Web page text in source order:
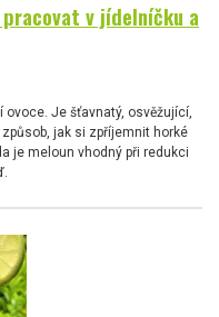
v jídelníčku a
Je šťavnatý, osvěžující,
jak si zpříjemnit horké
je meloun vhodný při redukci